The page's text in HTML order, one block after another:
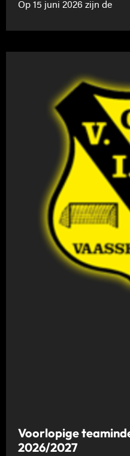
Op 15 juni 2026 zijn de
Voorlopige
2026/2027